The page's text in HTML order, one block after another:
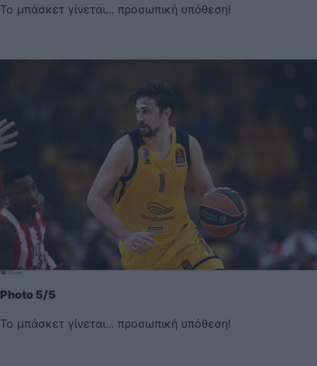
Το μπάσκετ γίνεται... προσωπική υπόθεση!
Photo 5/5
Το μπάσκετ γίνεται... προσωπική υπόθεση!